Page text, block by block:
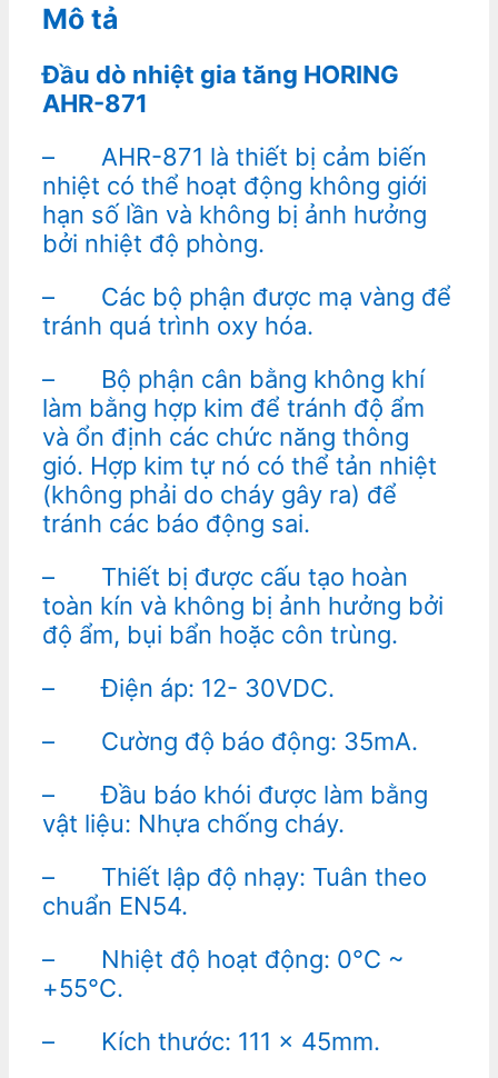
Mô tả
Đầu dò nhiệt gia tăng HORING
AHR-871
– AHR-871 là thiết bị cảm biến
nhiệt có thể hoạt động không giới
hạn số lần và không bị ảnh hưởng
bởi nhiệt độ phòng.
– Các bộ phận được mạ vàng để
tránh quá trình oxy hóa.
– Bộ phận cân bằng không khí
làm bằng hợp kim để tránh độ ẩm
và ổn định các chức năng thông
gió. Hợp kim tự nó có thể tản nhiệt
(không phải do cháy gây ra) để
tránh các báo động sai.
– Thiết bị được cấu tạo hoàn
toàn kín và không bị ảnh hưởng bởi
độ ẩm, bụi bẩn hoặc côn trùng.
– Điện áp: 12- 30VDC.
– Cường độ báo động: 35mA.
– Đầu báo khói được làm bằng
vật liệu: Nhựa chống cháy.
– Thiết lập độ nhạy: Tuân theo
chuẩn EN54.
– Nhiệt độ hoạt động: 0°C ~
+55°C.
– Kích thước: 111 x 45mm.